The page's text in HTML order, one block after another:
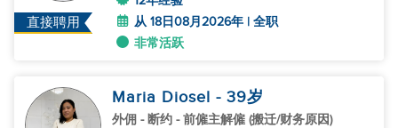
直接聘用
从 18日08月2026年 | 全职
非常活跃
Maria Diosel - 39岁
外佣 - 断约 - 前僱主解僱 (搬迁/财务原因)